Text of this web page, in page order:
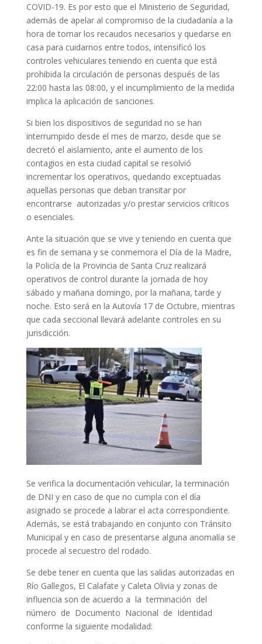
COVID-19. Es por esto que el Ministerio de Seguridad,
además de apelar al compromiso de la ciudadanía a la
hora de tomar los recaudos necesarios y quedarse en
casa para cuidarnos entre todos, intensificó los
controles vehiculares teniendo en cuenta que está
prohibida la circulación de personas después de las
22:00 hasta las 08:00, y el incumplimiento de la medida
implica la aplicación de sanciones.
Si bien los dispositivos de seguridad no se han
interrumpido desde el mes de marzo, desde que se
decretó el aislamiento, ante el aumento de los
contagios en esta ciudad capital se resolvió
incrementar los operativos, quedando exceptuadas
aquellas personas que deban transitar por
encontrarse autorizadas y/o prestar servicios críticos
o esenciales.
Ante la situación que se vive y teniendo en cuenta que
es fin de semana y se conmemora el Día de la Madre,
la Policía de la Provincia de Santa Cruz realizará
operativos de control durante la jornada de hoy
sábado y mañana domingo, por la mañana, tarde y
noche. Esto será en la Autovía 17 de Octubre, mientras
que cada seccional llevará adelante controles en su
jurisdicción.
Se verifica la documentación vehicular, la terminación
de DNI y en caso de que no cumpla con el día
asignado se procede a labrar el acta correspondiente.
Además, se está trabajando en conjunto con Tránsito
Municipal y en caso de presentarse alguna anomalía se
procede al secuestro del rodado.
Se debe tener en cuenta que las salidas autorizadas en
Río Gallegos, El Calafate y Caleta Olivia y zonas de
influencia son de acuerdo a la terminación del
número de Documento Nacional de Identidad
conforme la siguiente modalidad: